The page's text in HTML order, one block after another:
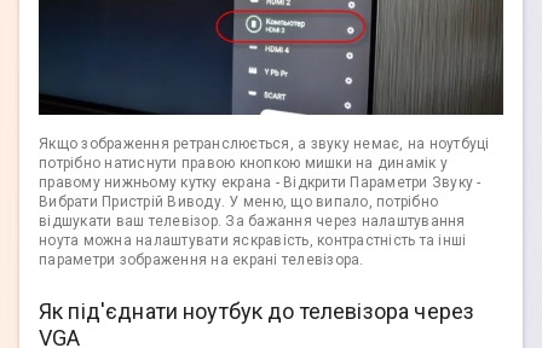
Якщо зображення ретранслюється, а звуку немає, на ноутбуці
потрібно натиснути правою кнопкою мишки на динамік у
правому нижньому кутку екрана - Відкрити Параметри Звуку -
Вибрати Пристрій Виводу. У меню, що випало, потрібно
відшукати ваш телевізор. За бажання через налаштування
ноута можна налаштувати яскравість, контрастність та інші
параметри зображення на екрані телевізора.
Як під'єднати ноутбук до телевізора через
VGA